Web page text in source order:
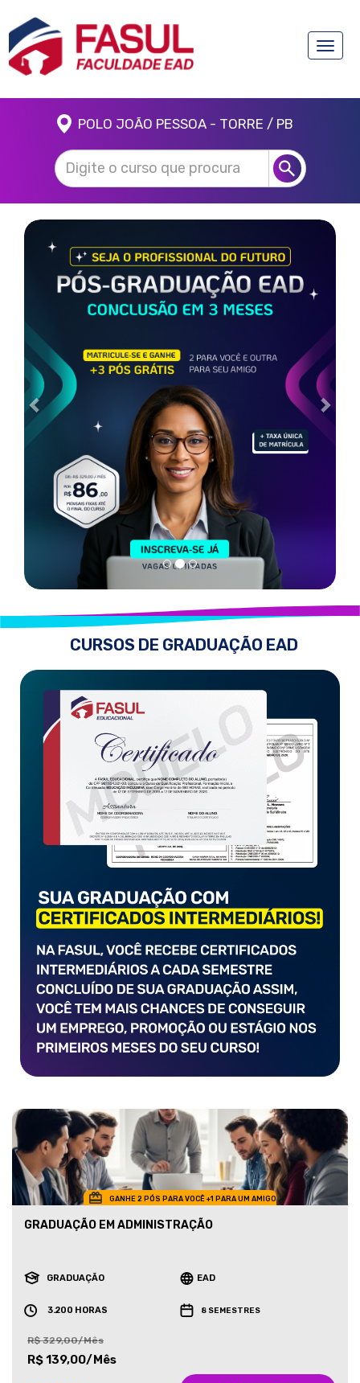
Toggle
POLO JOÃO PESSOA - TORRE / PB
CURSOS DE GRADUAÇÃO EAD
GANHE 2 PÓS PARA VOCÊ +1 PARA UM AMIGO
GRADUAÇÃO EM ADMINISTRAÇÃO
GRADUAÇÃO EAD
3.200 HORAS 8 SEMESTRES
R$ 329,00/Mês
R$ 139,00/Mês